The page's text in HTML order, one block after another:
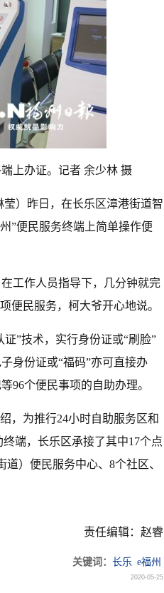
上办证。记者 余少林 摄
莹）昨日，在长乐区漳港街道智
”便民服务终端上简单操作便
工作人员指导下，几分钟就完
便民服务，柯大爷开心地说。
”技术，实行身份证或“刷脸”
身份证或“福码”亦可直接办
96个便民事项的自助办理。
，为推行24小时自助服务区和
端，长乐区承接了其中17个点
）便民服务中心、8个社区、
责任编辑：赵睿
关键词： 长乐 e福州
2020-05-25